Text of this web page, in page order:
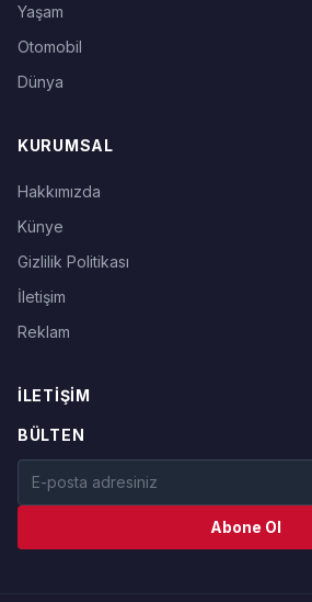
Yaşam
Otomobil
Dünya
KURUMSAL
Hakkımızda
Künye
Gizlilik Politikası
İletişim
Reklam
İLETIŞIM
BÜLTEN
Abone Ol